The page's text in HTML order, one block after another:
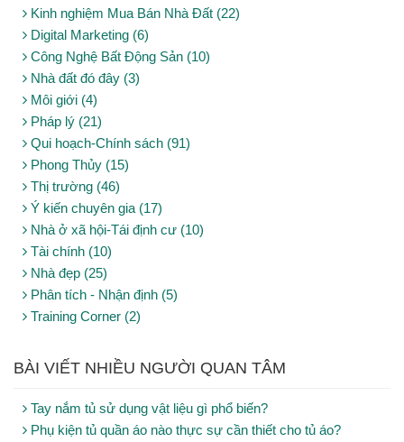
Kinh nghiệm Mua Bán Nhà Đất (22)
Digital Marketing (6)
Công Nghệ Bất Động Sản (10)
Nhà đất đó đây (3)
Môi giới (4)
Pháp lý (21)
Qui hoạch-Chính sách (91)
Phong Thủy (15)
Thị trường (46)
Ý kiến chuyên gia (17)
Nhà ở xã hội-Tái định cư (10)
Tài chính (10)
Nhà đẹp (25)
Phân tích - Nhận định (5)
Training Corner (2)
BÀI VIẾT NHIỀU NGƯỜI QUAN TÂM
Tay nắm tủ sử dụng vật liệu gì phổ biến?
Phụ kiện tủ quần áo nào thực sự cần thiết cho tủ áo?